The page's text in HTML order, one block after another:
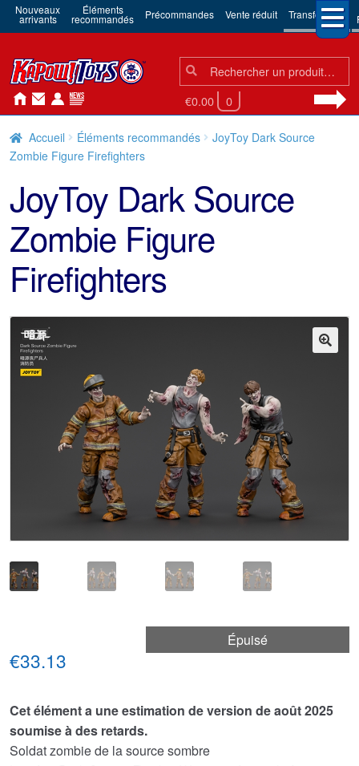
Nouveaux
arrivants
Éléments
recommandés Précommandes Vente réduit Transformers
Chercher:
Chercher
€0.00 0
Accueil Éléments recommandés
JoyToy Dark Source
Zombie Figure Firefighters
JoyToy Dark Source
Zombie Figure
Firefighters
Épuisé
€33.13
Cet élément a une estimation de version de août 2025
soumise à des retards.
Soldat zombie de la source sombre